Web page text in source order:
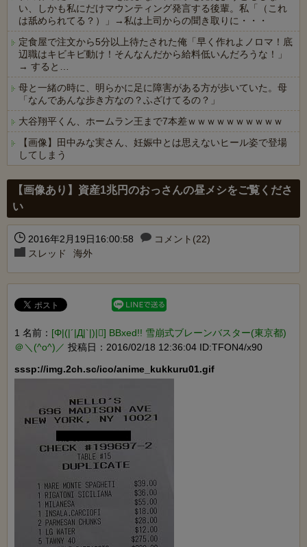
い、しかも私にだけマウンティング発言する後輩。私「（これ
は舐められてる？）」→私は上司からの聞き取りに・・・
定食屋で注文から5分以上待たされた俺「早く作れよノロマ！底
辺職はキビキビ動け！そんなんだから給料低いんだろうな！」
→ すると…
母と一緒の時に、明らかに足に障害がある方が歩いていた。母
「なんであんな歩き方なの？ふざけてるの？」
大谷翔平くん、ホームラン王まで7本差ｗｗｗｗｗｗｗｗｗｗ
【画像】田中みな実さん、妊娠中とは思えないヒール姿で登場
してしまう
【画像あり】資産1兆円のおっさんの昼メシをご覧くださ
い
2016年2月19日16:00:58
コメント(22)
スレッド
海外
1 名前： [Φ|(|´|Д|`|)|] BBxed!! 雪崩式ブレーンバスター(東京都)
＠＼(^o^)／ 投稿日：2016/02/18 12:36:04 ID:TFON4/x90